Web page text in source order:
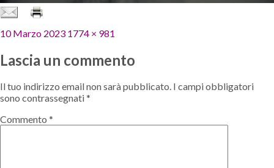
Pubblicato
10 Marzo 2023 Dimensione
1774 × 981
Lascia un commento
Il tuo indirizzo email non sarà pubblicato. I campi obbligatori
sono contrassegnati*
Commento *